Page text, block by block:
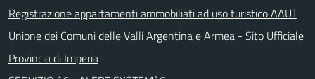
Registrazione appartamenti ammobiliati ad uso turistico AAUT
Unione dei Comuni delle Valli Argentina e Armea - Sito Ufficiale
Provincia di Imperia